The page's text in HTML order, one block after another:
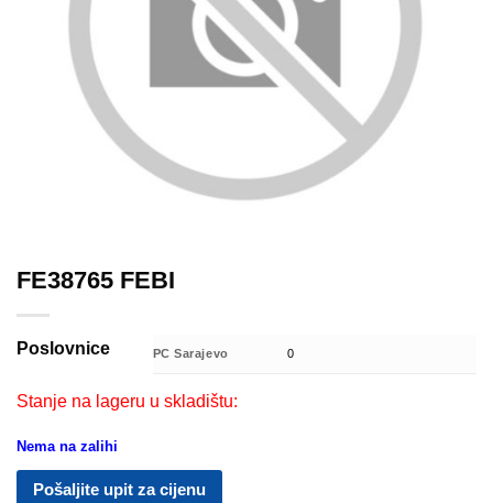
FE38765 FEBI
Poslovnice PC Sarajevo 0
Stanje na lageru u skladištu:
Nema na zalihi
Pošaljite upit za cijenu